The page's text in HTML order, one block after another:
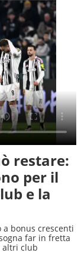
restare:
per il
e la
bonus crescenti
far in fretta
altri club